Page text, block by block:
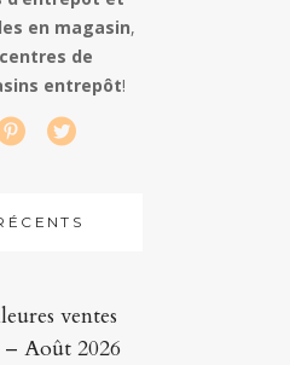
en magasin,
centres de
entrepôt!
ventes
Août 2026